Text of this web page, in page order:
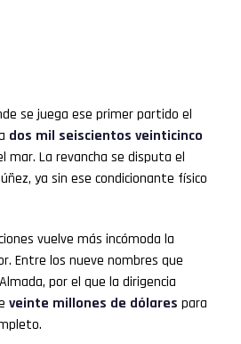
se juega ese primer partido el
dos mil seiscientos veinticinco
mar. La revancha se disputa el
ya sin ese condicionante físico
vuelve más incómoda la
Entre los nueve nombres que
por el que la dirigencia
veinte millones de dólares para